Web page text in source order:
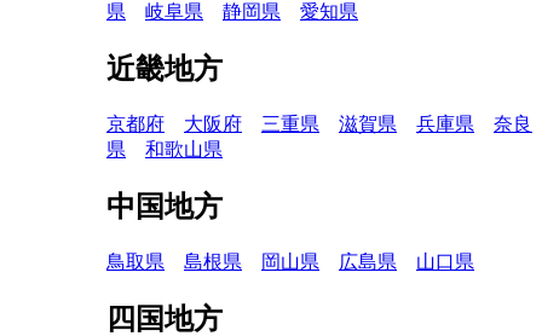
県
岐阜県 静岡県 愛知県
近畿地方
京都府 大阪府 三重県 滋賀県 兵庫県
奈良
県
和歌山県
中国地方
鳥取県 島根県 岡山県 広島県 山口県
四国地方